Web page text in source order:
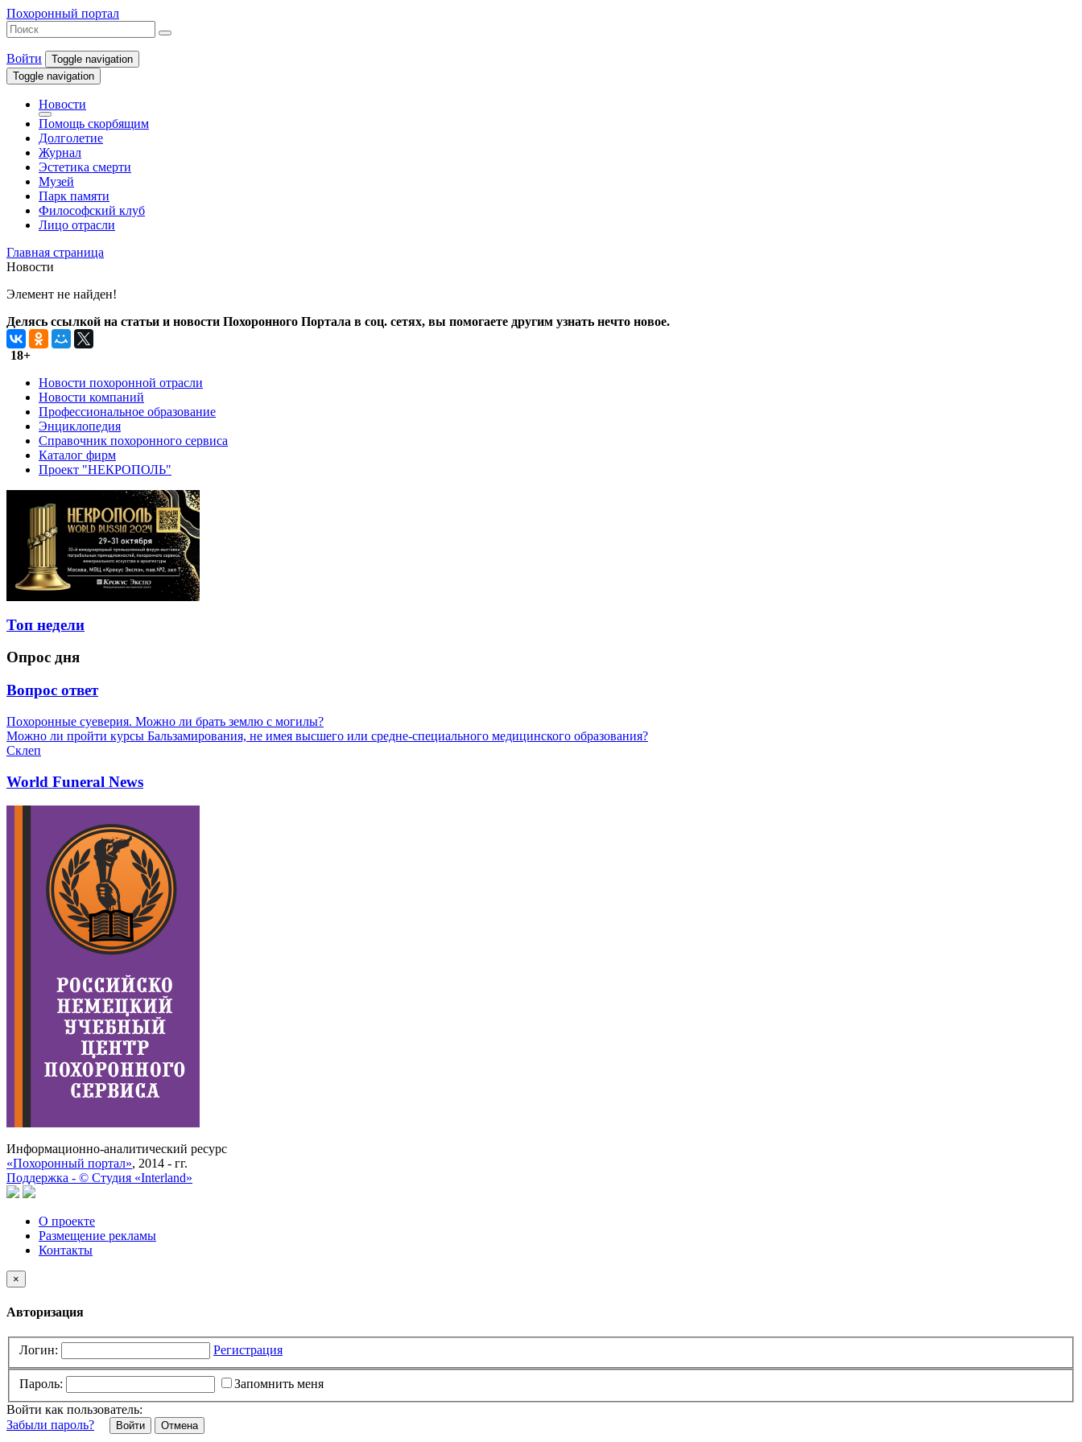
Похоронный портал
Войти
Toggle navigation
Toggle navigation
Новости
Помощь скорбящим
Долголетие
Журнал
Эстетика смерти
Музей
Парк памяти
Философский клуб
Лицо отрасли
Главная страница
Новости
Элемент не найден!
Делясь ссылкой на статьи и новости Похоронного Портала в соц. сетях, вы помогаете другим узнать нечто новое.
18+
Новости похоронной отрасли
Новости компаний
Профессиональное образование
Энциклопедия
Справочник похоронного сервиса
Каталог фирм
Проект "НЕКРОПОЛЬ"
Топ недели
Опрос дня
Вопрос ответ
Похоронные суеверия. Можно ли брать землю с могилы?
Можно ли пройти курсы Бальзамирования, не имея высшего или средне-специального медицинского образования?
Склеп
World Funeral News
Информационно-аналитический ресурс
«Похоронный портал», 2014 - гг.
Поддержка - © Cтудия «Interland»
О проекте
Размещение рекламы
Контакты
×
Авторизация
Логин: Регистрация
Пароль:
Запомнить меня
Войти как пользователь:
Забыли пароль?
Отмена